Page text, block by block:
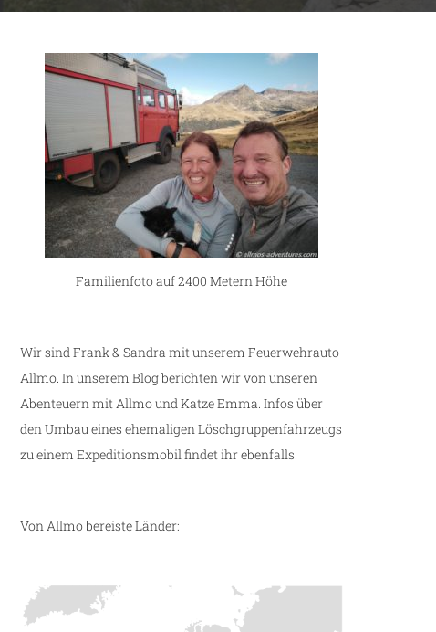
Familienfoto auf 2400 Metern Höhe
Wir sind Frank & Sandra mit unserem Feuerwehrauto
Allmo. In unserem Blog berichten wir von unseren
Abenteuern mit Allmo und Katze Emma. Infos über
den Umbau eines ehemaligen Löschgruppenfahrzeugs
zu einem Expeditionsmobil findet ihr ebenfalls.
Von Allmo bereiste Länder: